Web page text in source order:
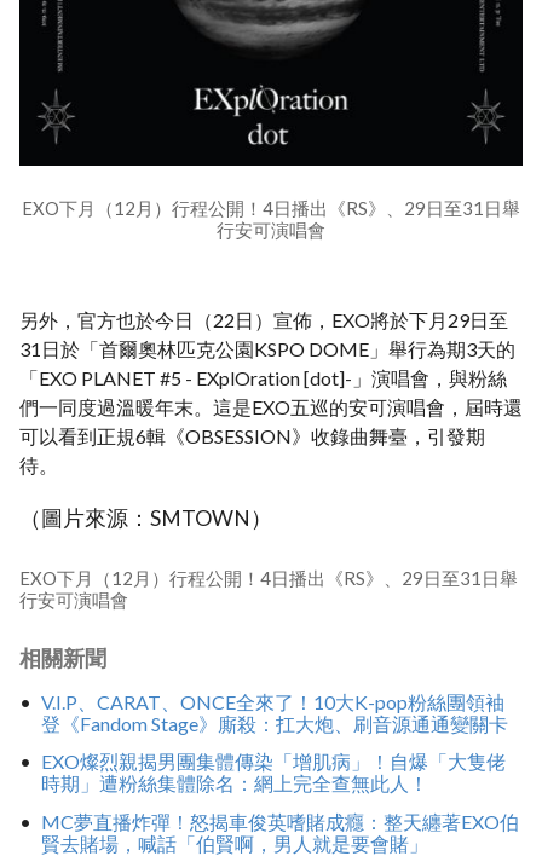
EXO下月（12月）行程公開！4日播出《RS》、29日至31日舉
行安可演唱會
另外，官方也於今日（22日）宣佈，EXO將於下月29日至
31日於「首爾奧林匹克公園KSPO DOME」舉行為期3天的
「EXO PLANET #5 - EXplOration [dot]-」演唱會，與粉絲
們一同度過溫暖年末。這是EXO五巡的安可演唱會，屆時還
可以看到正規6輯《OBSESSION》收錄曲舞臺，引發期
待。
（圖片來源：SMTOWN）
EXO下月（12月）行程公開！4日播出《RS》、29日至31日舉
行安可演唱會
相關新聞
V.I.P、CARAT、ONCE全來了！10大K-pop粉絲團領袖
登《Fandom Stage》廝殺：扛大炮、刷音源通通變關卡
EXO燦烈親揭男團集體傳染「增肌病」！自爆「大隻佬
時期」遭粉絲集體除名：網上完全查無此人！
MC夢直播炸彈！怒揭車俊英嗜賭成癮：整天纏著EXO伯
賢去賭場，喊話「伯賢啊，男人就是要會賭」